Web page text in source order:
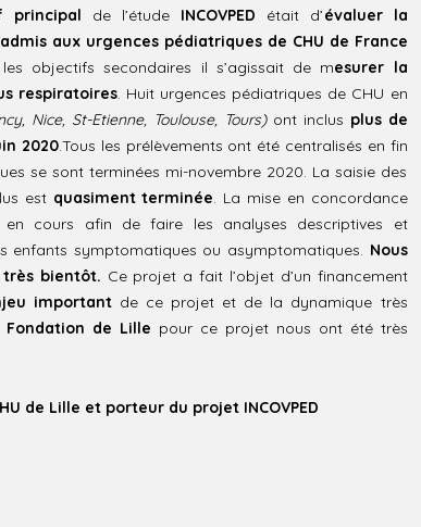
principal de l’étude INCOVPED était d’évaluer la
aux urgences pédiatriques de CHU de France
objectifs secondaires il s’agissait de mesurer la
respiratoires. Huit urgences pédiatriques de CHU en
Nice, St-Etienne, Toulouse, Tours)ont inclus plus de
2020.Tous les prélèvements ont été centralisés en fin
se sont terminées mi-novembre 2020. La saisie des
est quasiment terminée. La mise en concordance
cours afin de faire les analyses descriptives et
enfants symptomatiques ou asymptomatiques. Nous
bientôt. Ce projet a fait l’objet d’un financement
important de ce projet et de la dynamique très
Fondation de Lille pour ce projet nous ont été très
de Lille et porteur du projet INCOVPED